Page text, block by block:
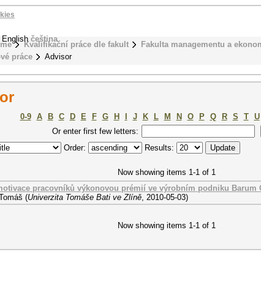
Kvalifikační práce dle fakult Fakulta managementu a
práce
Advisor
Englishčeština
0-9 A B C D E F G H J K L M N O P Q R S T U
Or enter first few letters:
Order: Results:
Now showing items 1-1 of 1
pracovníků výkonovou prémií ve výrobním podniku Barum
(Univerzita Tomáše Bati ve Zlíně, 2010-05-03)
Now showing items 1-1 of 1